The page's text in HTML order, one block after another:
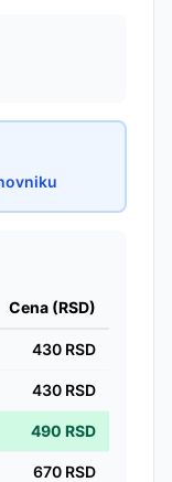
Cena (RSD)
430 RSD
430 RSD
490 RSD
670 RSD